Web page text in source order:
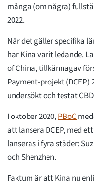
många (om några)
2022.
När det gäller specifika
har Kina varit ledande.
of China, tillkännagav
Payment-projekt (DCEP)
undersökt och testat
I oktober 2020,PBoC
att lansera DCEP, med
lanseras i fyra städer:
och Shenzhen.
Faktum är att Kina nu